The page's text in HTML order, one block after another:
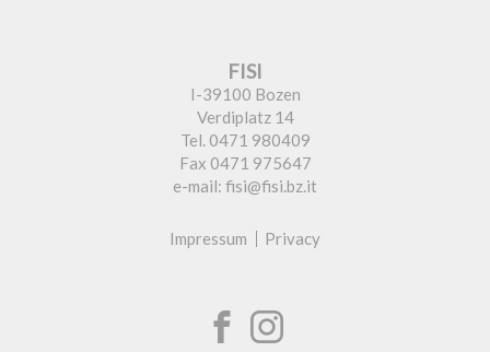
FISI
I-39100 Bozen
Verdiplatz 14
Tel. 0471 980409
Fax 0471 975647
e-mail: fisi@fisi.bz.it
Impressum Privacy